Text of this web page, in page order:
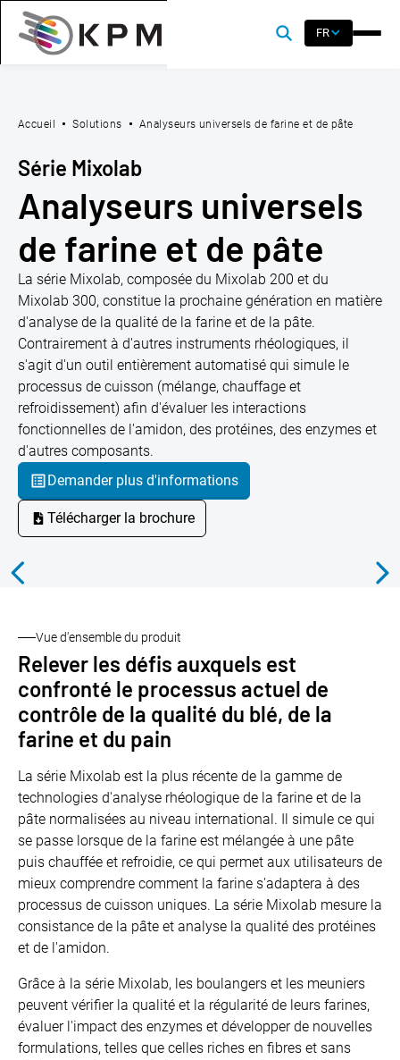
FR
Accueil Solutions Analyseurs universels de farine et de pâte
Série Mixolab
Analyseurs universels
de farine et de pâte
La série Mixolab, composée du Mixolab 200 et du
Mixolab 300, constitue la prochaine génération en matière
d'analyse de la qualité de la farine et de la pâte.
Contrairement à d'autres instruments rhéologiques, il
s'agit d'un outil entièrement automatisé qui simule le
processus de cuisson (mélange, chauffage et
refroidissement) afin d'évaluer les interactions
fonctionnelles de l'amidon, des protéines, des enzymes et
d'autres composants.
Demander plus d'informations
Télécharger la brochure
Vue d'ensemble du produit
Relever les défis auxquels est
confronté le processus actuel de
contrôle de la qualité du blé, de la
farine et du pain
La série Mixolab est la plus récente de la gamme de
technologies d'analyse rhéologique de la farine et de la
pâte normalisées au niveau international. Il simule ce qui
se passe lorsque de la farine est mélangée à une pâte
puis chauffée et refroidie, ce qui permet aux utilisateurs de
mieux comprendre comment la farine s'adaptera à des
processus de cuisson uniques. La série Mixolab mesure la
consistance de la pâte et analyse la qualité des protéines
et de l'amidon.
Grâce à la série Mixolab, les boulangers et les meuniers
peuvent vérifier la qualité et la régularité de leurs farines,
évaluer l'impact des enzymes et développer de nouvelles
formulations, telles que celles riches en fibres et sans